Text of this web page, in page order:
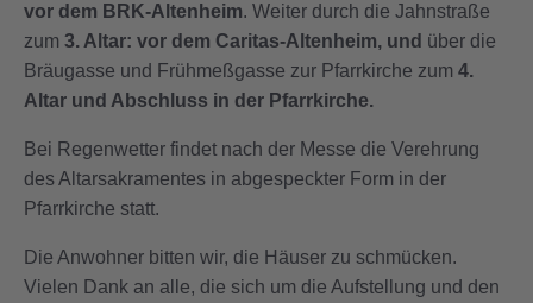
vor dem BRK-Altenheim. Weiter durch die Jahnstraße
zum 3. Altar: vor dem Caritas-Altenheim, und über die
Bräugasse und Frühmeßgasse zur Pfarrkirche zum 4.
Altar und Abschluss in der Pfarrkirche.
Bei Regenwetter findet nach der Messe die Verehrung
des Altarsakramentes in abgespeckter Form in der
Pfarrkirche statt.
Die Anwohner bitten wir, die Häuser zu schmücken.
Vielen Dank an alle, die sich um die Aufstellung und den